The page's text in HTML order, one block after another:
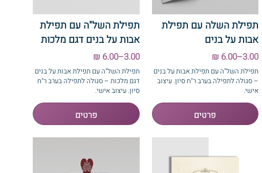
תפילת השלה עם תפילת
אבות על בנים
3.00–6.00 ₪
תפילת השל"ה עם תפילת אבות על בנים
– סגולה לתפילה בערב ר"ח סיון. עיצוב
אישי.
תפילת השל"ה עם תפילת
אבות על בנים דגם מלכות
3.00–6.00 ₪
תפילת השל"ה עם תפילת אבות על בנים
דגם מלכות – סגולה לתפילה בערב ר"ח
סיון. עיצוב אישי.